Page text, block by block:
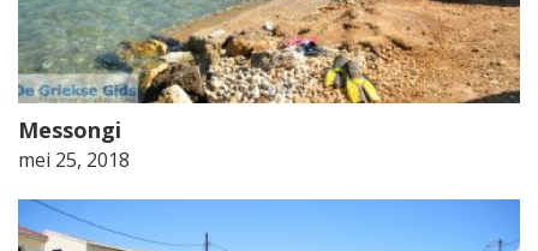
Messongi
mei 25, 2018